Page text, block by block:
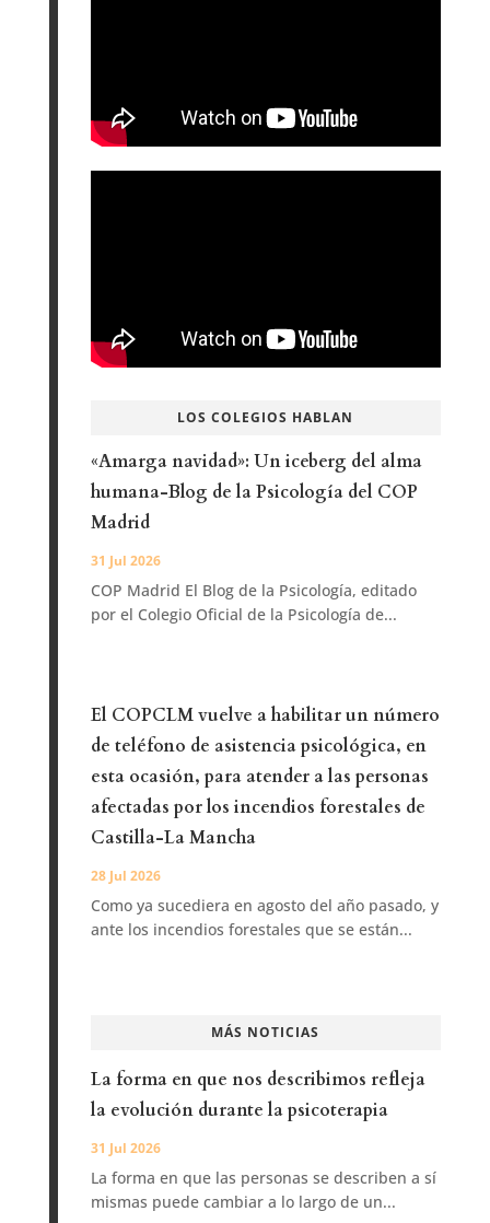
LOS COLEGIOS HABLAN
«Amarga navidad»: Un iceberg del alma
humana-Blog de la Psicología del COP
Madrid
31 Jul 2026
COP Madrid El Blog de la Psicología, editado
por el Colegio Oficial de la Psicología de...
El COPCLM vuelve a habilitar un número
de teléfono de asistencia psicológica, en
esta ocasión, para atender a las personas
afectadas por los incendios forestales de
Castilla-La Mancha
28 Jul 2026
Como ya sucediera en agosto del año pasado, y
ante los incendios forestales que se están...
MÁS NOTICIAS
La forma en que nos describimos refleja
la evolución durante la psicoterapia
31 Jul 2026
La forma en que las personas se describen a sí
mismas puede cambiar a lo largo de un...